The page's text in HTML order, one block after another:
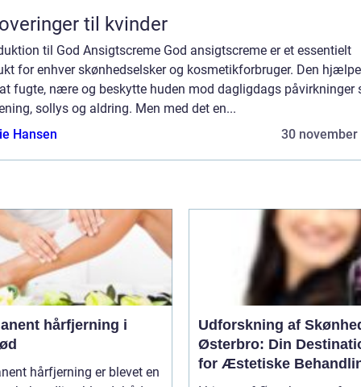
til kvinder
til God Ansigtscreme God ansigtscreme er et essentielt
for enhver skønhedselsker og kosmetikforbruger. Den
fugte, nære og beskytte huden mod dagligdags påvirkninger
sollys og aldring. Men med det en...
Hansen
30 november
hårfjerning i
hårfjerning er blevet en
Udforskning af
Østerbro: Din
for Æstetiske